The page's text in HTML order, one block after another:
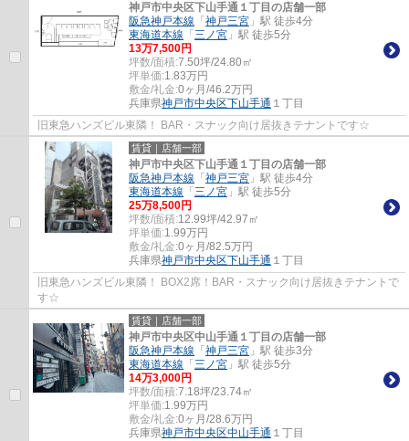
神戸市中央区下山手通１丁目の店舗一部
阪急神戸本線 「 神戸三宮 」駅 徒歩4分
東海道本線 「 三ノ宮 」駅 徒歩5分
13万7,500円
坪数/面積:7.50坪/24.80㎡
坪単価:1.83万円
敷金/礼金:0ヶ月/46.2万円
兵庫県神戸市中央区下山手通 １丁目
旧東急ハンズビル東隣！ BAR・スナック向け居抜きテナントです☆
賃貸｜店舗一部
神戸市中央区下山手通１丁目の店舗一部
阪急神戸本線 「 神戸三宮 」駅 徒歩4分
東海道本線 「 三ノ宮 」駅 徒歩5分
25万8,500円
坪数/面積:12.99坪/42.97㎡
坪単価:1.99万円
敷金/礼金:0ヶ月/82.5万円
兵庫県神戸市中央区下山手通 １丁目
旧東急ハンズビル東隣！ BOX2席！BAR・スナック向け居抜きテナントで
す☆
賃貸｜店舗一部
神戸市中央区中山手通１丁目の店舗一部
阪急神戸本線 「 神戸三宮 」駅 徒歩3分
東海道本線 「 三ノ宮 」駅 徒歩5分
14万3,000円
坪数/面積:7.18坪/23.74㎡
坪単価:1.99万円
敷金/礼金:0ヶ月/28.6万円
兵庫県神戸市中央区中山手通 １丁目